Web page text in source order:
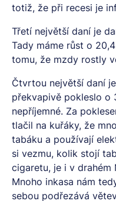
totiž, že při recesi je
Třetí největší daní je
Tady máme růst o
tomu, že mzdy rostly
Čtvrtou největší daní
překvapivě pokleslo o
nepříjemné. Za
tlačil na kuřáky, že
tabáku a používají
si vezmu, kolik stojí
cigaretu, je i v drahém
Mnoho inkasa nám
sebou podřezává